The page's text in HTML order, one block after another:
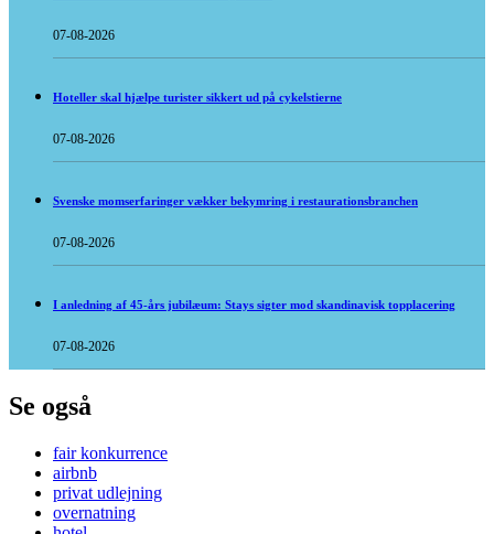
07-08-2026
Hoteller skal hjælpe turister sikkert ud på cykelstierne
07-08-2026
Svenske momserfaringer vækker bekymring i restaurationsbranchen
07-08-2026
I anledning af 45-års jubilæum: Stays sigter mod skandinavisk topplacering
07-08-2026
Se også
fair konkurrence
airbnb
privat udlejning
overnatning